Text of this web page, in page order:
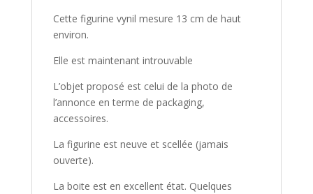
Cette figurine vynil mesure 13 cm de haut
environ.
Elle est maintenant introuvable
L’objet proposé est celui de la photo de
l’annonce en terme de packaging,
accessoires.
La figurine est neuve et scellée (jamais
ouverte).
La boite est en excellent état. Quelques